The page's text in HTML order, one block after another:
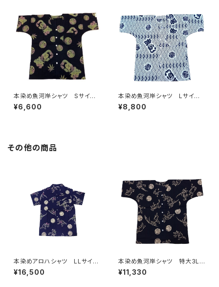
シャツ 焼津 浜通り 港町
本染め魚河岸シャツ Sサイ
ズ 認定証付き 木綿晒 麻の
葉柄 黒×迷彩カモ 日本製
¥6,600
本染め魚河岸シャツ Lサイ
ズ 認定証付き 木綿晒 菱青
海波×伝統魚河岸柄 白×紺
¥8,800
その他の商品
本染めアロハシャツ LLサイ
ズ 国宝・鳥獣戯画 高山寺公
認 木綿晒 紺×白（桜色＆若
¥16,500
本染め魚河岸シャツ 特大3Lサ
イズ 国宝・鳥獣戯画 高山寺
公認 認定証付き 木綿晒 黒
¥11,330